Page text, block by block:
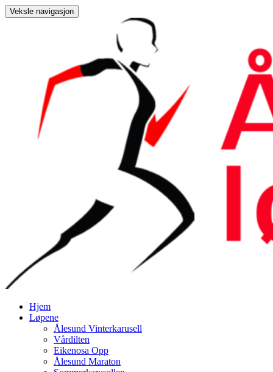
Veksle navigasjon
Hjem
Løpene
Ålesund Vinterkarusell
Vårdilten
Eikenosa Opp
Ålesund Maraton